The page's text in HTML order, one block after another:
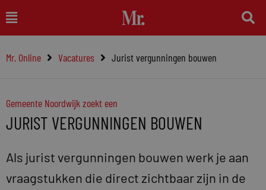
naar
inhoud
Main
Menu
Mr. Online Vacatures Jurist vergunningen bouwen
Gemeente Noordwijk zoekt een
JURIST VERGUNNINGEN BOUWEN
Als jurist vergunningen bouwen werk je aan
vraagstukken die direct zichtbaar zijn in de